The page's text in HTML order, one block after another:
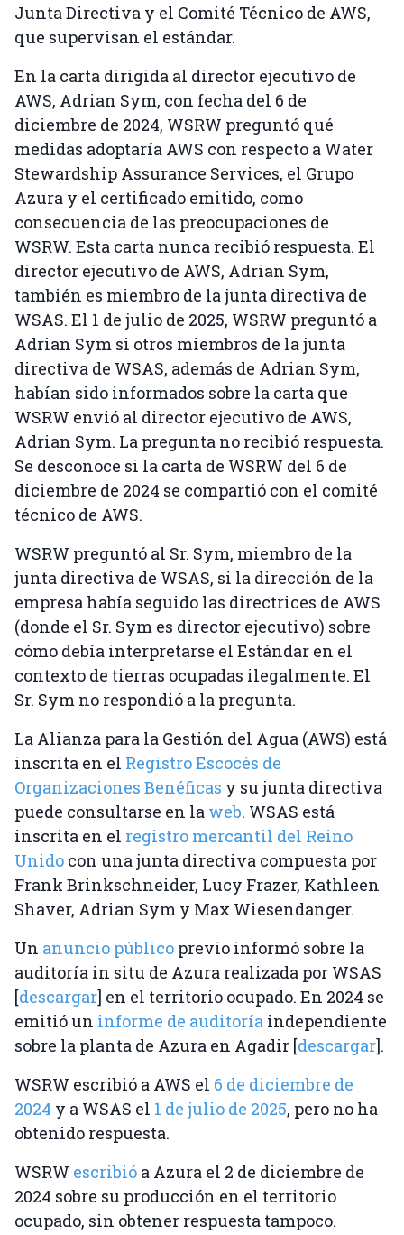
Junta Directiva y el Comité Técnico de AWS,
que supervisan el estándar.
En la carta dirigida al director ejecutivo de
AWS, Adrian Sym, con fecha del 6 de
diciembre de 2024, WSRW preguntó qué
medidas adoptaría AWS con respecto a Water
Stewardship Assurance Services, el Grupo
Azura y el certificado emitido, como
consecuencia de las preocupaciones de
WSRW. Esta carta nunca recibió respuesta. El
director ejecutivo de AWS, Adrian Sym,
también es miembro de la junta directiva de
WSAS. El 1 de julio de 2025, WSRW preguntó a
Adrian Sym si otros miembros de la junta
directiva de WSAS, además de Adrian Sym,
habían sido informados sobre la carta que
WSRW envió al director ejecutivo de AWS,
Adrian Sym. La pregunta no recibió respuesta.
Se desconoce si la carta de WSRW del 6 de
diciembre de 2024 se compartió con el comité
técnico de AWS.
WSRW preguntó al Sr. Sym, miembro de la
junta directiva de WSAS, si la dirección de la
empresa había seguido las directrices de AWS
(donde el Sr. Sym es director ejecutivo) sobre
cómo debía interpretarse el Estándar en el
contexto de tierras ocupadas ilegalmente. El
Sr. Sym no respondió a la pregunta.
La Alianza para la Gestión del Agua (AWS) está
inscrita en el Registro Escocés de
Organizaciones Benéficas y su junta directiva
puede consultarse en la web. WSAS está
inscrita en el registro mercantil del Reino
Unido con una junta directiva compuesta por
Frank Brinkschneider, Lucy Frazer, Kathleen
Shaver, Adrian Sym y Max Wiesendanger.
Un anuncio público previo informó sobre la
auditoría in situ de Azura realizada por WSAS
[descargar] en el territorio ocupado. En 2024 se
emitió un informe de auditoría independiente
sobre la planta de Azura en Agadir [descargar].
WSRW escribió a AWS el 6 de diciembre de
2024 y a WSAS el 1 de julio de 2025, pero no ha
obtenido respuesta.
WSRW escribió a Azura el 2 de diciembre de
2024 sobre su producción en el territorio
ocupado, sin obtener respuesta tampoco.